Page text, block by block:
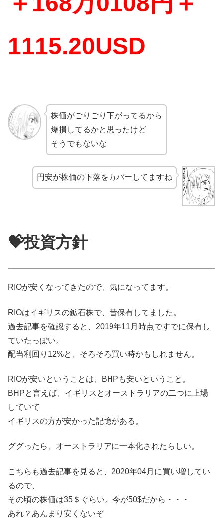
1115.20USD
株価がごりごり下がってるから
爆損してるかと思ったけど
そうでもないな
円安が株価の下落をカバーしてますね
💝投資方針
RIOが安くなってきたので、気になってます。
RIOはイギリスの鉱石株で、昔保有してました。
過去記事を確認すると、2019年11月時点ですでに保有し
ていたっぽい。
配当利回り12%と、そろそろ買い時かもしれません。
RIOが安いということは、BHPも安いということ。
BHPと言えば、イギリスとオーストラリアの二つに上場
していて
イギリスの方が安かった記憶がある。
ググったら、オーストラリアに一本化されたらしい。
こちらも過去記事を見ると、2020年04月に買い増してい
るので、
その頃の株価は35＄ぐらい。今が50$だから・・・
あれ？あんまり安くないぞ